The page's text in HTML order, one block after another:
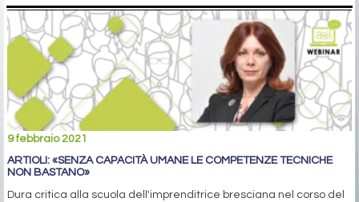
9 febbraio 2021
ARTIOLI: «SENZA CAPACITÀ UMANE LE COMPETENZE TECNICHE
NON BASTANO»
Dura critica alla scuola dell'imprenditrice bresciana nel corso del